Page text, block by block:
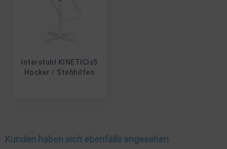
Interstuhl KINETICis5
Hocker / Stehhilfen
Kunden haben sich ebenfalls angesehen